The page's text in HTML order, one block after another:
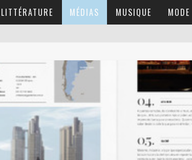
LITTÉRATURE MÉDIAS MUSIQUE MODE